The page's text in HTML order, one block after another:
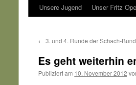
Zum
springen
Unsere Jugend Unser Fritz
← 3. und 4. Runde der Schach-
Es geht weiterhin
Publiziert am 10. November 2012